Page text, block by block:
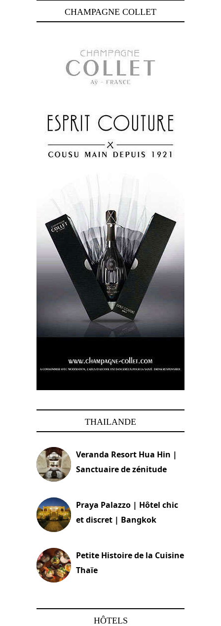
CHAMPAGNE COLLET
THAILANDE
Veranda Resort Hua Hin |
Sanctuaire de zénitude
Praya Palazzo | Hôtel chic
et discret | Bangkok
Petite Histoire de la Cuisine
Thaïe
HÔTELS